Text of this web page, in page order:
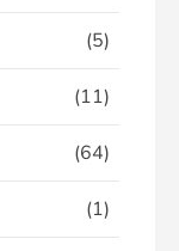
(5)
(11)
(64)
(1)